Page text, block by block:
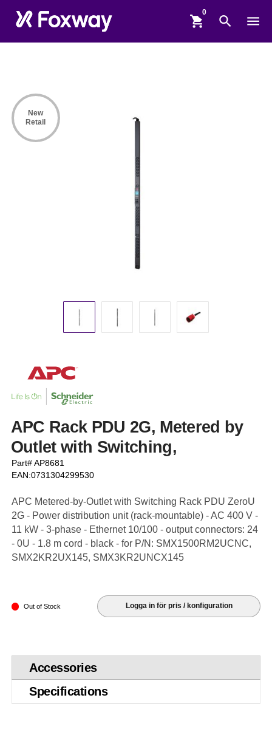
shopping_cart search menu
APC Rack PDU 2G, Metered by
Outlet with Switching,
Part# AP8681
EAN:0731304299530
APC Metered-by-Outlet with Switching Rack PDU ZeroU
2G - Power distribution unit (rack-mountable) - AC 400 V -
11 kW - 3-phase - Ethernet 10/100 - output connectors: 24
- 0U - 1.8 m cord - black - for P/N: SMX1500RM2UCNC,
SMX2KR2UX145, SMX3KR2UNCX145
Out of Stock Logga in för pris / konfiguration
New
Retail
Accessories
Specifications